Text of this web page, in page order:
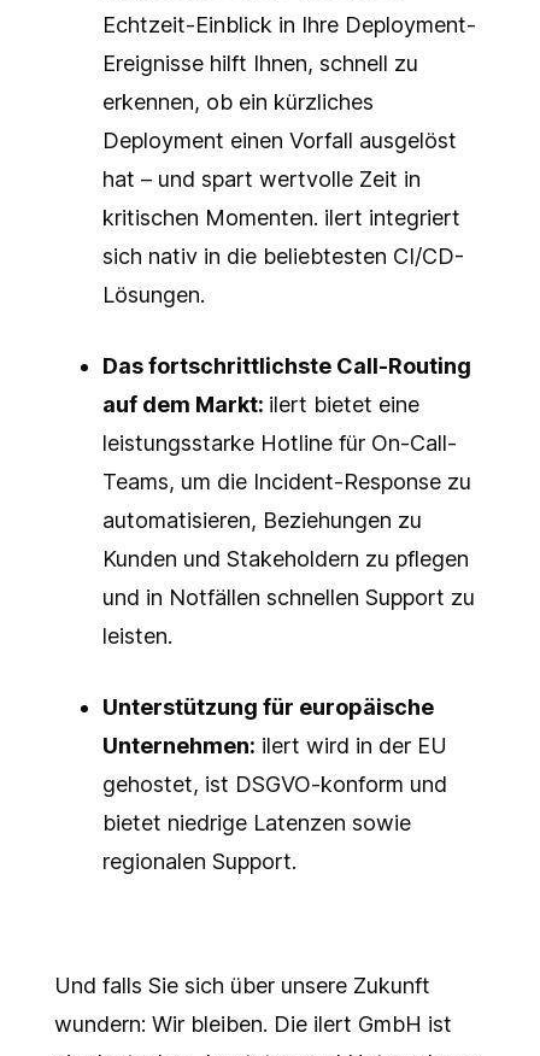
Echtzeit-Einblick in Ihre Deployment-
Ereignisse hilft Ihnen, schnell zu
erkennen, ob ein kürzliches
Deployment einen Vorfall ausgelöst
hat – und spart wertvolle Zeit in
kritischen Momenten. ilert integriert
sich nativ in die beliebtesten CI/CD-
Lösungen.
Das fortschrittlichste Call-Routing
auf dem Markt: ilert bietet eine
leistungsstarke Hotline für On-Call-
Teams, um die Incident-Response zu
automatisieren, Beziehungen zu
Kunden und Stakeholdern zu pflegen
und in Notfällen schnellen Support zu
leisten.
Unterstützung für europäische
Unternehmen: ilert wird in der EU
gehostet, ist DSGVO-konform und
bietet niedrige Latenzen sowie
regionalen Support.
Und falls Sie sich über unsere Zukunft
wundern: Wir bleiben. Die ilert GmbH ist